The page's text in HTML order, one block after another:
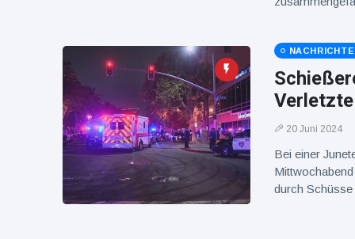
Verletzte
20 Juni 2024
Bei einer
durch